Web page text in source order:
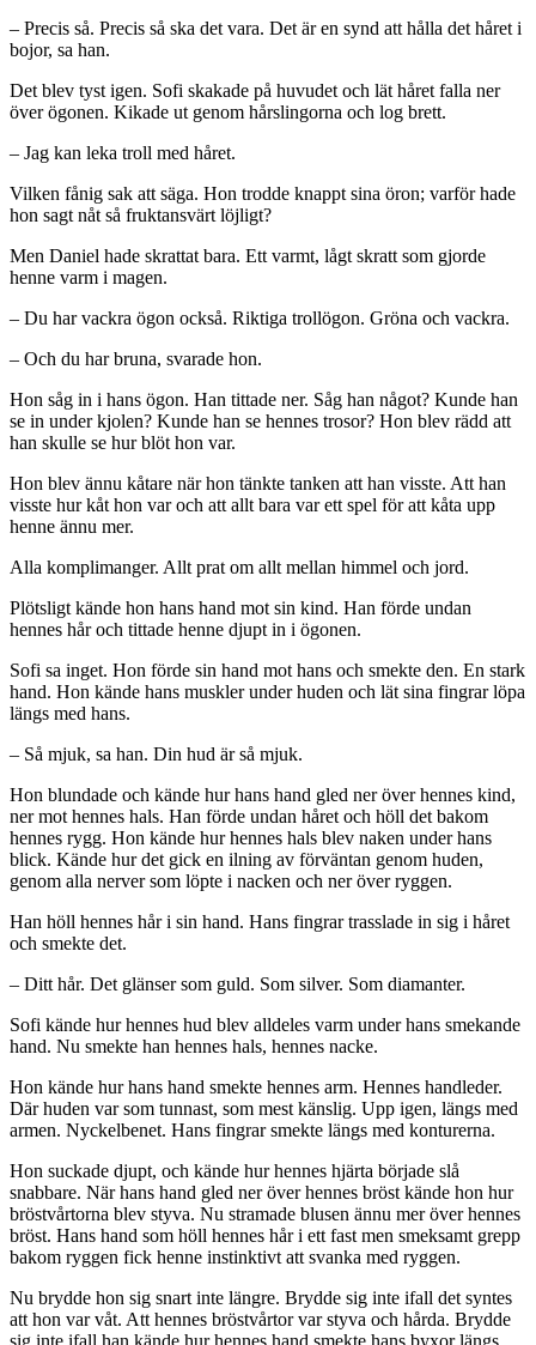
– Precis så. Precis så ska det vara. Det är en synd att hålla det håret i
bojor, sa han.
Det blev tyst igen. Sofi skakade på huvudet och lät håret falla ner
över ögonen. Kikade ut genom hårslingorna och log brett.
– Jag kan leka troll med håret.
Vilken fånig sak att säga. Hon trodde knappt sina öron; varför hade
hon sagt nåt så fruktansvärt löjligt?
Men Daniel hade skrattat bara. Ett varmt, lågt skratt som gjorde
henne varm i magen.
– Du har vackra ögon också. Riktiga trollögon. Gröna och vackra.
– Och du har bruna, svarade hon.
Hon såg in i hans ögon. Han tittade ner. Såg han något? Kunde han
se in under kjolen? Kunde han se hennes trosor? Hon blev rädd att
han skulle se hur blöt hon var.
Hon blev ännu kåtare när hon tänkte tanken att han visste. Att han
visste hur kåt hon var och att allt bara var ett spel för att kåta upp
henne ännu mer.
Alla komplimanger. Allt prat om allt mellan himmel och jord.
Plötsligt kände hon hans hand mot sin kind. Han förde undan
hennes hår och tittade henne djupt in i ögonen.
Sofi sa inget. Hon förde sin hand mot hans och smekte den. En stark
hand. Hon kände hans muskler under huden och lät sina fingrar löpa
längs med hans.
– Så mjuk, sa han. Din hud är så mjuk.
Hon blundade och kände hur hans hand gled ner över hennes kind,
ner mot hennes hals. Han förde undan håret och höll det bakom
hennes rygg. Hon kände hur hennes hals blev naken under hans
blick. Kände hur det gick en ilning av förväntan genom huden,
genom alla nerver som löpte i nacken och ner över ryggen.
Han höll hennes hår i sin hand. Hans fingrar trasslade in sig i håret
och smekte det.
– Ditt hår. Det glänser som guld. Som silver. Som diamanter.
Sofi kände hur hennes hud blev alldeles varm under hans smekande
hand. Nu smekte han hennes hals, hennes nacke.
Hon kände hur hans hand smekte hennes arm. Hennes handleder.
Där huden var som tunnast, som mest känslig. Upp igen, längs med
armen. Nyckelbenet. Hans fingrar smekte längs med konturerna.
Hon suckade djupt, och kände hur hennes hjärta började slå
snabbare. När hans hand gled ner över hennes bröst kände hon hur
bröstvårtorna blev styva. Nu stramade blusen ännu mer över hennes
bröst. Hans hand som höll hennes hår i ett fast men smeksamt grepp
bakom ryggen fick henne instinktivt att svanka med ryggen.
Nu brydde hon sig snart inte längre. Brydde sig inte ifall det syntes
att hon var våt. Att hennes bröstvårtor var styva och hårda. Brydde